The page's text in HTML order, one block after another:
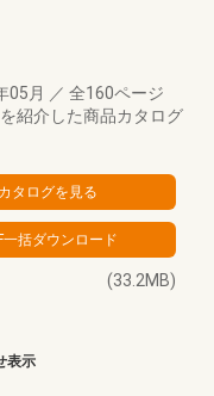
05月 ／ 全160ページ
紹介した商品カタログ
(33.2MB)
表示